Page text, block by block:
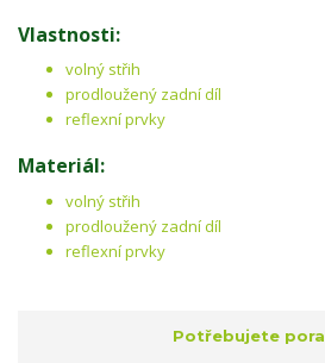
Vlastnosti:
volný střih
prodloužený zadní díl
reflexní prvky
Materiál:
volný střih
prodloužený zadní díl
reflexní prvky
Potřebujete